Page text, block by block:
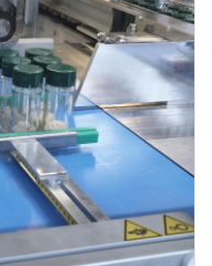
280R-T
device + wrap-
conveyor
WPS-Product-turning
around
Frascos de
3x2 packs-5x2 packs